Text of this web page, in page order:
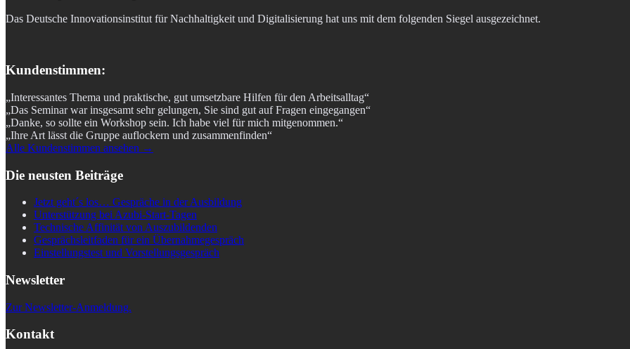
Das Deutsche Innovationsinstitut für Nachhaltigkeit und Digitalisierung hat uns mit dem folgenden Siegel ausgezeichnet.
Kundenstimmen:
„Interessantes Thema und praktische, gut umsetzbare Hilfen für den Arbeitsalltag“
„Das Seminar war insgesamt sehr gelungen, Sie sind gut auf Fragen eingegangen“
„Danke, so sollte ein Workshop sein. Ich habe viel für mich mitgenommen.“
„Ihre Art lässt die Gruppe auflockern und zusammenfinden“
Alle Kundenstimmen ansehen →
Die neusten Beiträge
Jetzt geht´s los… Gespräche in der Ausbildung
Unterstützung bei Azubi-Start-Tagen
Technische Affinität von Auszubildenden
Gesprächsleitfaden für ein Übernahmegespräch
Einstellungstest und Vorstellungsgespräch
Newsletter
Zur Newsletter-Anmeldung.
Kontakt